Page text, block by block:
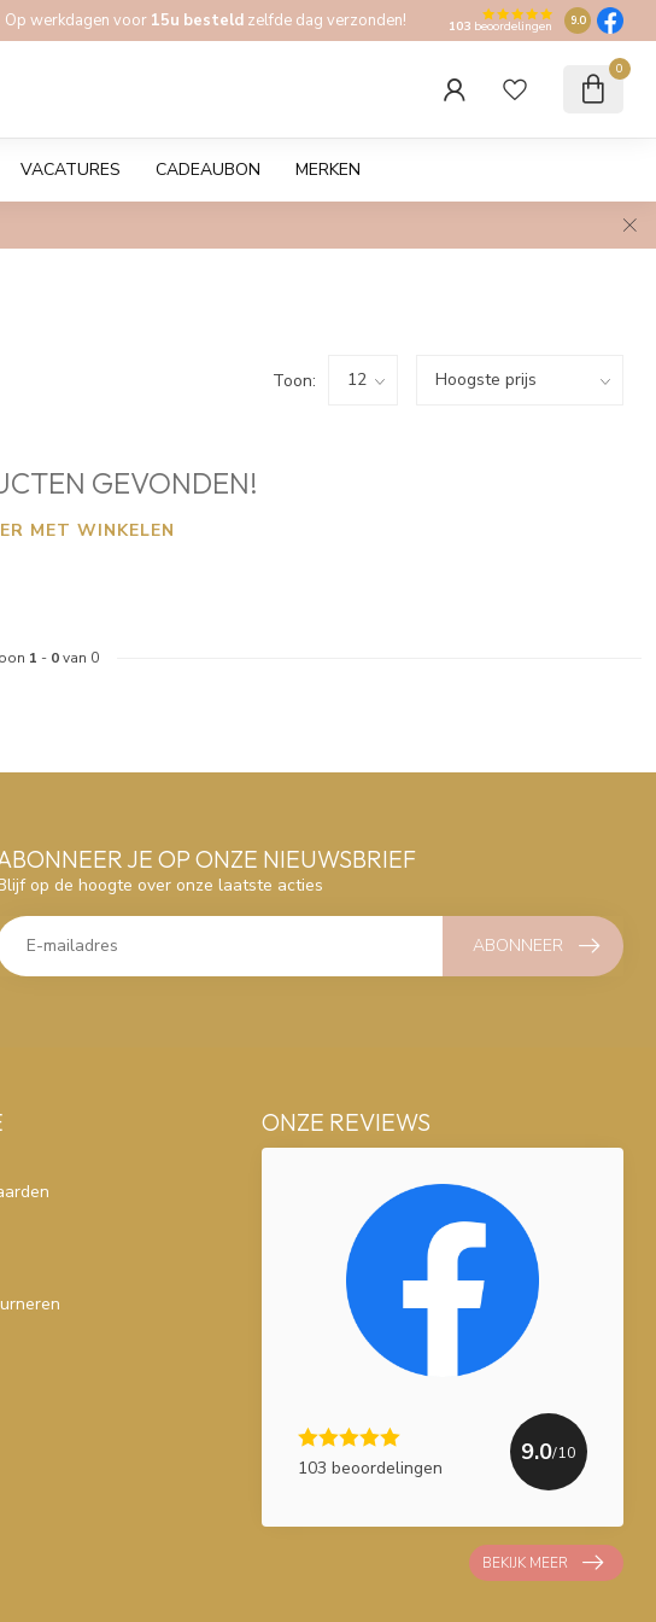
Op werkdagen voor 15u besteld zelfde dag verzonden! 103 beoordelingen 9.0
0
VACATURES CADEAUBON MERKEN
Toon:
GEVONDEN!
MET WINKELEN
1 - 0van 0
JE OP ONZE NIEUWSBRIEF
op de hoogte over onze laatste acties
ABONNEER
ONZE REVIEWS
103 beoordelingen
9.0/10
BEKIJK MEER